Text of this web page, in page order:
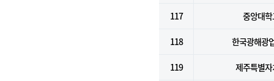
117 중앙대
118 한국광해광
119 제주특별